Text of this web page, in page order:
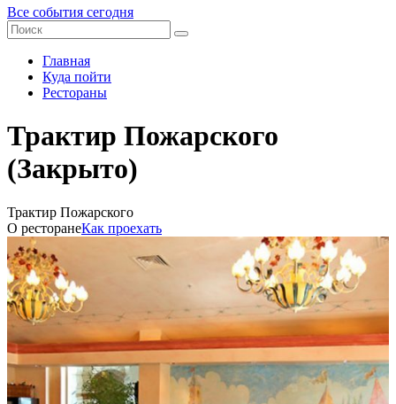
Все события сегодня
Главная
Куда пойти
Рестораны
Трактир Пожарского
(Закрыто)
Трактир Пожарского
О ресторанеКак проехать